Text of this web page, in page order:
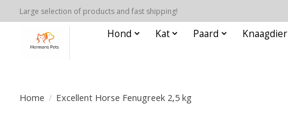
Large selection of products and fast shipping!
Hond Kat Paard Knaagdier
Home / Excellent Horse Fenugreek 2,5 kg